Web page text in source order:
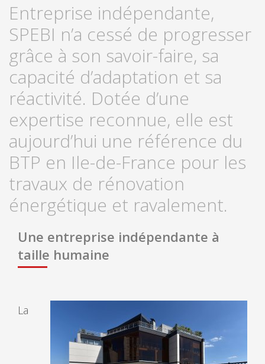
Entreprise indépendante,
SPEBI n’a cessé de progresser
grâce à son savoir-faire, sa
capacité d’adaptation et sa
réactivité. Dotée d’une
expertise reconnue, elle est
aujourd’hui une référence du
BTP en Ile-de-France pour les
travaux de rénovation
énergétique et ravalement.
Une entreprise indépendante à
taille humaine
La